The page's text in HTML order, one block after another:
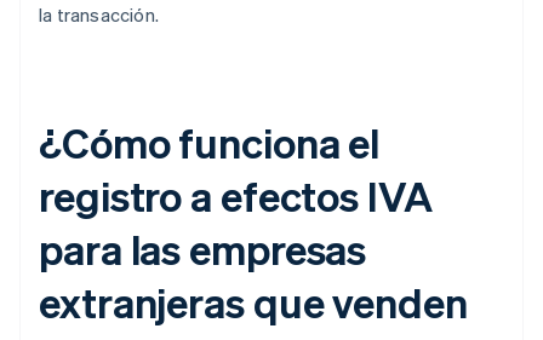
la transacción.
¿Cómo funciona el
registro a efectos IVA
para las empresas
extranjeras que venden